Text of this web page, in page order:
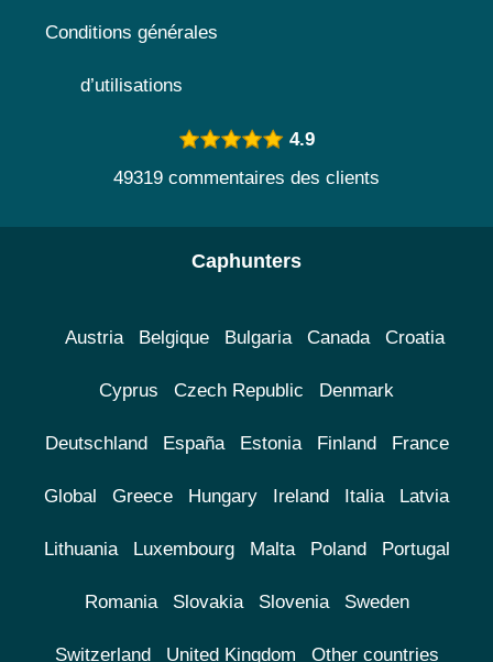
Conditions générales
d’utilisations
4.9
49319 commentaires des clients
Caphunters
Austria Belgique Bulgaria Canada Croatia
Cyprus Czech Republic Denmark
Deutschland España Estonia Finland France
Global Greece Hungary Ireland Italia Latvia
Lithuania Luxembourg Malta Poland Portugal
Romania Slovakia Slovenia Sweden
Switzerland United Kingdom Other countries